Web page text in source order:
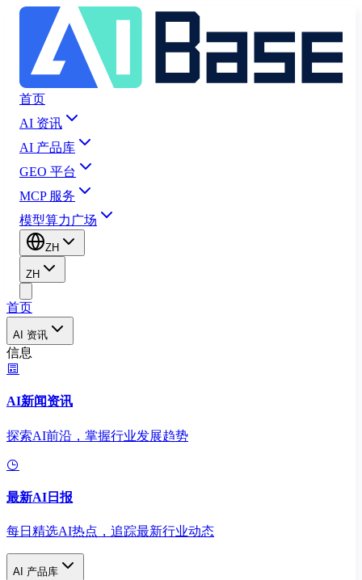
首页
AI 资讯
AI 产品库
GEO 平台
MCP 服务
模型算力广场
ZH
ZH
首页
AI 资讯
信息
AI新闻资讯
探索AI前沿，掌握行业发展趋势
最新AI日报
每日精选AI热点，追踪最新行业动态
AI 产品库